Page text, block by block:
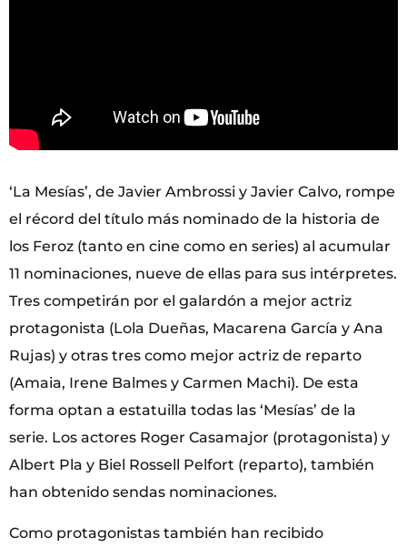
‘La Mesías’, de Javier Ambrossi y Javier Calvo, rompe
el récord del título más nominado de la historia de
los Feroz (tanto en cine como en series) al acumular
11 nominaciones, nueve de ellas para sus intérpretes.
Tres competirán por el galardón a mejor actriz
protagonista (Lola Dueñas, Macarena García y Ana
Rujas) y otras tres como mejor actriz de reparto
(Amaia, Irene Balmes y Carmen Machi). De esta
forma optan a estatuilla todas las ‘Mesías’ de la
serie. Los actores Roger Casamajor (protagonista) y
Albert Pla y Biel Rossell Pelfort (reparto), también
han obtenido sendas nominaciones.
Como protagonistas también han recibido